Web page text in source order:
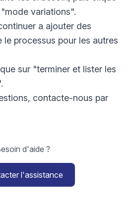
variations".
a ajouter des
processus pour les autres
sur "terminer et lister les
contacte-nous par
d'aide ?
l'assistance